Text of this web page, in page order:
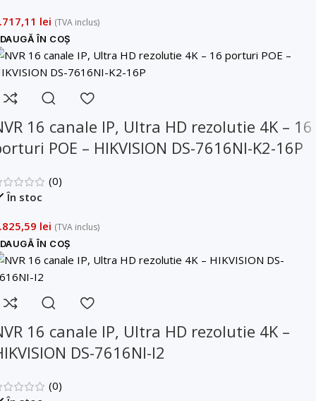
lei (TVA inclus)
ÎN COȘ
16 canale IP, Ultra HD rezolutie 4K – 16
POE – HIKVISION DS-7616NI-K2-16P
(0)
În stoc
lei (TVA inclus)
ÎN COȘ
16 canale IP, Ultra HD rezolutie 4K –
DS-7616NI-I2
(0)